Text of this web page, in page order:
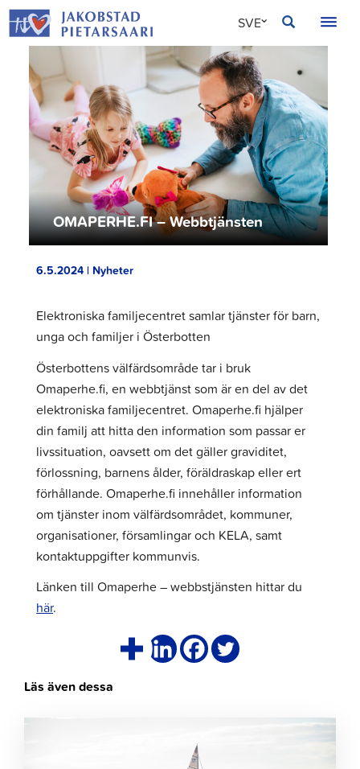
Hoppa
till
innehållet
SVE
FIN
ENG
OMAPERHE.FI – Webbtjänsten
6.5.2024 | Nyheter
Elektroniska familjecentret samlar tjänster för barn,
unga och familjer i Österbotten
Österbottens välfärdsområde tar i bruk
Omaperhe.fi, en webbtjänst som är en del av det
elektroniska familjecentret. Omaperhe.fi hjälper
din familj att hitta den information som passar er
livssituation, oavsett om det gäller graviditet,
förlossning, barnens ålder, föräldraskap eller ert
förhållande. Omaperhe.fi innehåller information
om tjänster inom välfärdsområdet, kommuner,
organisationer, församlingar och KELA, samt
kontaktuppgifter kommunvis.
Länken till Omaperhe – webbstjänsten hittar du
här.
Läs även dessa